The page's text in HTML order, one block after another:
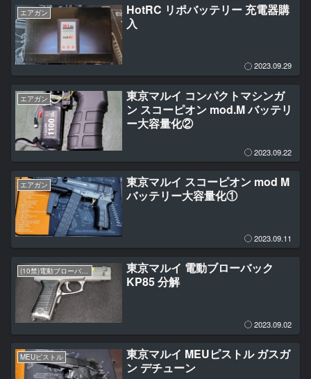
エアガン
HotRC リポバッテリー 充電器購
入
2023.09.29
エアガン
東京マルイ コンパクトマシンガ
ン スコーピオン mod.M バッテリ
ー大容量化②
2023.09.22
エアガン
東京マルイ スコーピオン mod M
バッテリー大容量化①
2023.09.11
(10禁)電動ブローバックハンドガン
東京マルイ 電動ブローバック
KP85 分解
2023.09.02
MEUピストル
東京マルイ MEUピストル ガスガ
ン デチューン